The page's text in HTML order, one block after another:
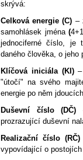
skrývá:
Celková energie (C) –
samohlásek jména(
jednociferné číslo, je
daného člověka, o jeho
Klíčová iniciála (KI)–
"útočí" na svého
energie po něm
Duševní číslo (DČ)
prozrazující duševní
Realizační číslo (RČ)
vypovídající o